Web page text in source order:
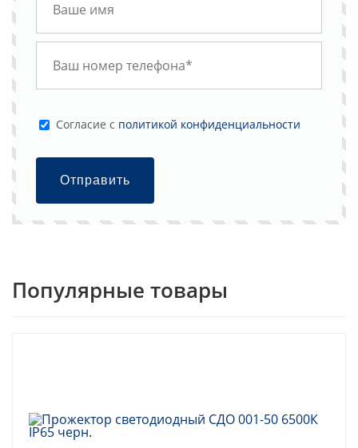
Cогласие с политикой конфиденциальности
Отправить
Популярные товары